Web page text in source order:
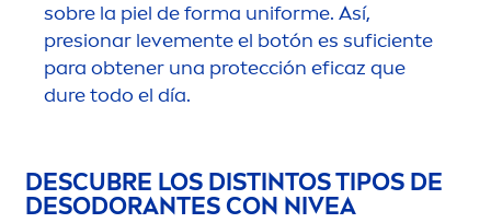
sobre la piel de forma uniforme. Así,
presionar levemente el botón es suficiente
para obtener una protección eficaz que
dure todo el día.
DESCUBRE LOS DISTINTOS TIPOS DE
DESODORANTES CON NIVEA